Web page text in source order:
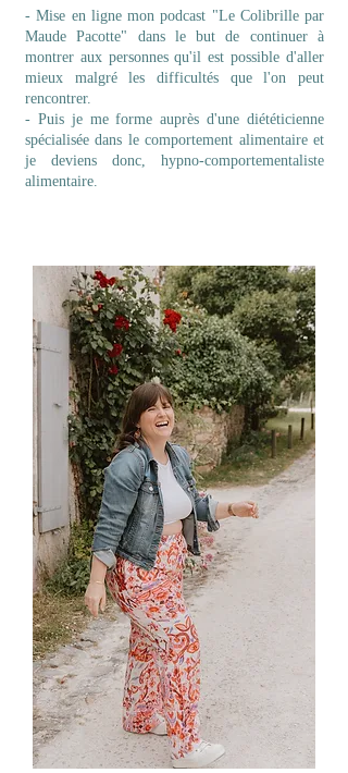
- Mise en ligne mon podcast "Le Colibrille par
Maude Pacotte" dans le but de continuer à
montrer aux personnes qu'il est possible d'aller
mieux malgré les difficultés que l'on peut
rencontrer.
- Puis je me forme auprès d'une diététicienne
spécialisée dans le comportement alimentaire et
je deviens donc, hypno-comportementaliste
alimentaire.